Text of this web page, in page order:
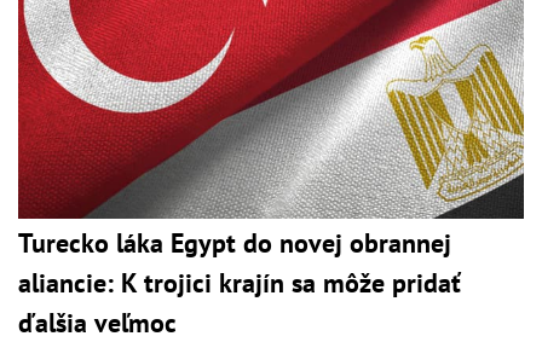
Turecko láka Egypt do novej obrannej
aliancie: K trojici krajín sa môže pridať
ďalšia veľmoc